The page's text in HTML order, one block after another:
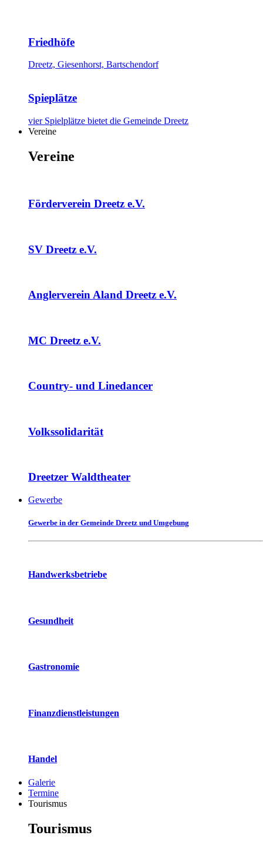
Friedhöfe
Dreetz, Giesenhorst, Bartschendorf
Spieplätze
vier Spielplätze bietet die Gemeinde Dreetz
Vereine
Vereine
Förderverein Dreetz e.V.
SV Dreetz e.V.
Anglerverein Aland Dreetz e.V.
MC Dreetz e.V.
Country- und Linedancer
Volkssolidarität
Dreetzer Waldtheater
Gewerbe
Gewerbe in der Gemeinde Dreetz und Umgebung
Handwerksbetriebe
Gesundheit
Gastronomie
Finanzdienstleistungen
Handel
Galerie
Termine
Tourismus
Tourismus